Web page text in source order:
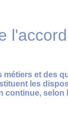
et des
les
selon